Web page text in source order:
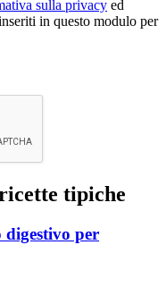
sulla privacy ed
in questo modulo per
tipiche
per